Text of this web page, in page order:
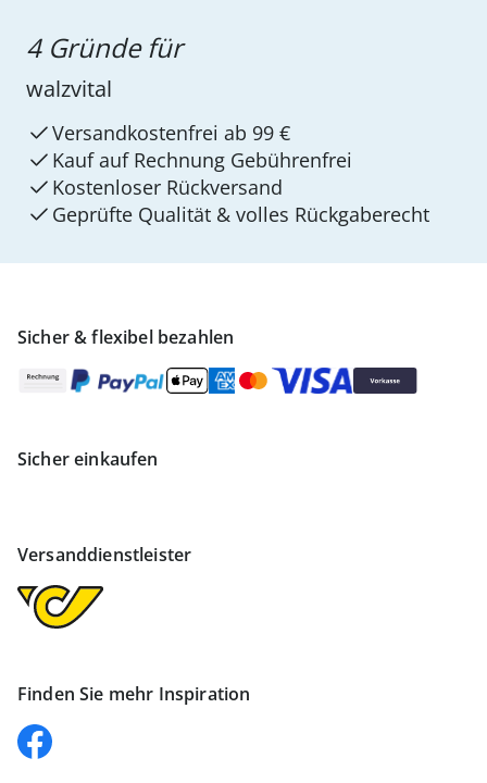
Sicher & flexibel bezahlen
Sicher einkaufen
Versanddienstleister
Finden Sie mehr Inspiration
4 Gründe für
walzvital
Versandkostenfrei ab 99 €
Kauf auf Rechnung Gebührenfrei
Kostenloser Rückversand
Geprüfte Qualität & volles Rückgaberecht